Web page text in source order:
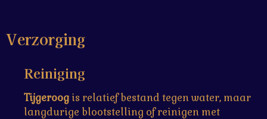
Verzorging
Reiniging
Tijgeroog is relatief bestand tegen water, maar
langdurige blootstelling of reinigen met